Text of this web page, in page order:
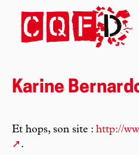
Karine
Et hops, son site : http://
.